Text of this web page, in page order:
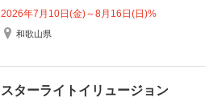
2026年7月10日(金)～8月16日(日)%
和歌山県
スターライトイリュージョン